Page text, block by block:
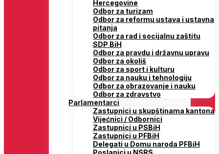
Hercegovine
Odbor za turizam
Odbor za reformu ustava i ustavna
pitanja
Odbor za rad i socijalnu zaštitu
SDP BiH
Odbor za pravdu i državnu upravu
Odbor za okoliš
Odbor za sport i kulturu
Odbor za nauku i tehnologiju
Odbor za obrazovanje i nauku
Odbor za zdravstvo
Parlamentarci
Zastupnici u skupštinama kantona
Vijećnici / Odbornici
Zastupnici u PSBiH
Zastupnici u PFBiH
Delegati u Domu naroda PFBiH
Poslanici u NSRS